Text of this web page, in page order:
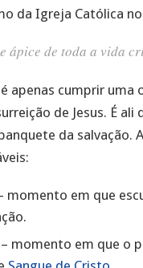
da Igreja Católica
ápice de toda a vida
apenas cumprir
de Jesus. É
da salvação.
momento em que
– momento em que o